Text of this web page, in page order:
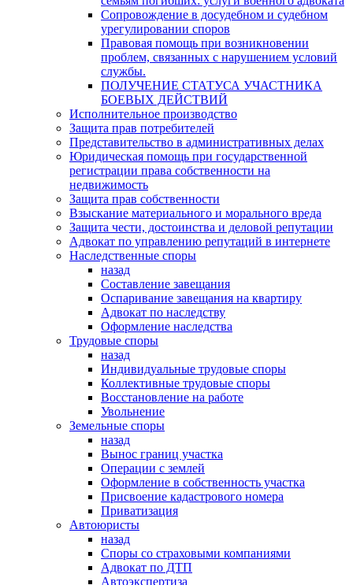
Сопровождение в досудебном и судебном
урегулировании споров
Правовая помощь при возникновении
проблем, связанных с нарушением условий
службы.
ПОЛУЧЕНИЕ СТАТУСА УЧАСТНИКА
БОЕВЫХ ДЕЙСТВИЙ
Исполнительное производство
Защита прав потребителей
Представительство в административных делах
Юридическая помощь при государственной
регистрации права собственности на
недвижимость
Защита прав собственности
Взыскание материального и морального вреда
Защита чести, достоинства и деловой репутации
Адвокат по управлению репутаций в интернете
Наследственные споры
назад
Составление завещания
Оспаривание завещания на квартиру
Адвокат по наследству
Оформление наследства
Трудовые споры
назад
Индивидуальные трудовые споры
Коллективные трудовые споры
Восстановление на работе
Увольнение
Земельные споры
назад
Вынос границ участка
Операции с землей
Оформление в собственность участка
Присвоение кадастрового номера
Приватизация
Автоюристы
назад
Споры со страховыми компаниями
Адвокат по ДТП
Автоэкспертиза